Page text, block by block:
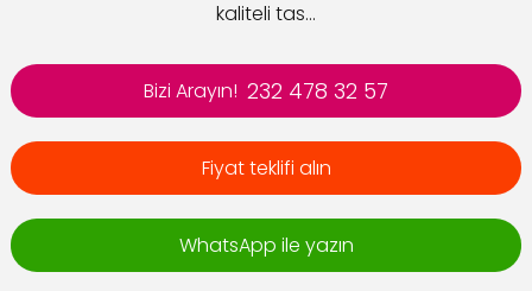
kaliteli tas...
Bizi Arayın! 232 478 32 57
Fiyat teklifi alın
WhatsApp ile yazın